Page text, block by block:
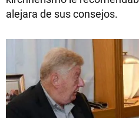
alejara de sus consejos.